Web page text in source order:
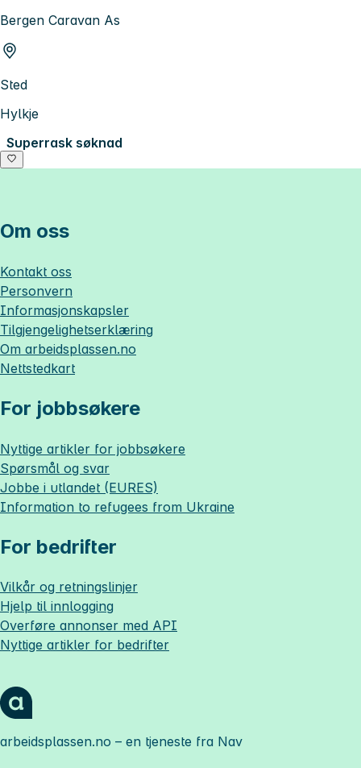
Bergen Caravan As
Sted
Hylkje
Superrask søknad
Om oss
Kontakt oss
Personvern
Informasjonskapsler
Tilgjengelighetserklæring
Om arbeidsplassen.no
Nettstedkart
For jobbsøkere
Nyttige artikler for jobbsøkere
Spørsmål og svar
Jobbe i utlandet (EURES)
Information to refugees from Ukraine
For bedrifter
Vilkår og retningslinjer
Hjelp til innlogging
Overføre annonser med API
Nyttige artikler for bedrifter
arbeidsplassen.no – en tjeneste fra Nav